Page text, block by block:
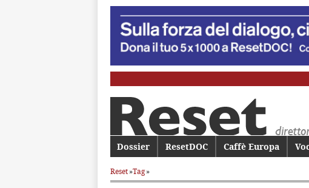
Menu principale
Vai al contenuto principale
Vai al contenuto secondario
Dossier ResetDOC Caffè Europa
Reset»Tag»